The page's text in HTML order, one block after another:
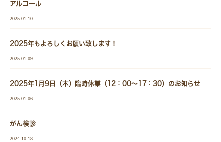
アルコール
2025.01.10
2025年もよろしくお願い致します！
2025.01.09
2025年1月9日（木）臨時休業（12：00～17：30）のお知らせ
2025.01.06
がん検診
2024.10.18